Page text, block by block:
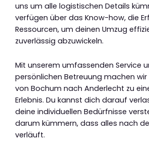
uns um alle logistischen Details
verfügen über das Know-how, die
Ressourcen, um deinen Umzug
zuverlässig abzuwickeln.
Mit unserem umfassenden Service
persönlichen Betreuung machen wir
von Bochum nach Anderlecht zu
Erlebnis. Du kannst dich darauf
deine individuellen Bedürfnisse
darum kümmern, dass alles nach
verläuft.